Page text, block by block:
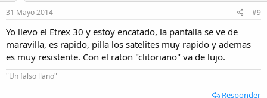
31 Mayo 2014 #9
Yo llevo el Etrex 30 y estoy encatado, la pantalla se ve de
maravilla, es rapido, pilla los satelites muy rapido y ademas
es muy resistente. Con el raton "clitoriano" va de lujo.
"Un falso llano"
Responder